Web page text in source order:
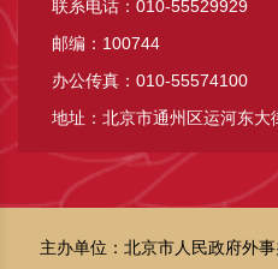
联系电话：010-55529929
邮编：100744
办公传真：010-55574100
地址：北京市通州区运河东大
主办单位：北京市人民政府外